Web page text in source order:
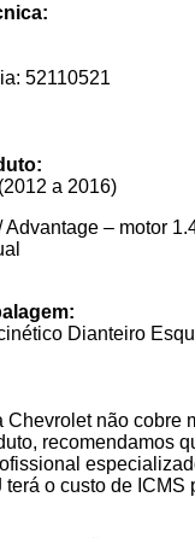
52110521
a 2016)
Advantage – motor
Dianteiro
Chevrolet não cobre
recomendamos
o custo de ICMS